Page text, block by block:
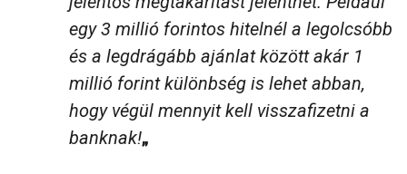
egy 3 millió forintos hitelnél a legolcsóbb
és a legdrágább ajánlat között akár 1
millió forint különbség is lehet abban,
hogy végül mennyit kell visszafizetni a
banknak!„